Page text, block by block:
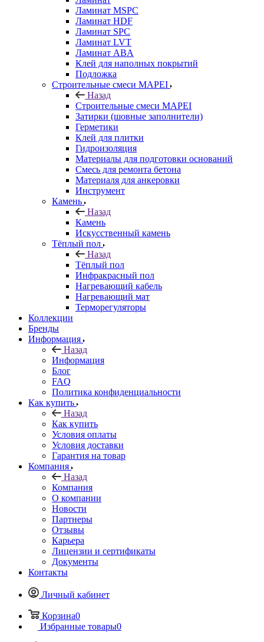
Ламинат MSPC
Ламинат HDF
Ламинат SPC
Ламинат LVT
Ламинат ABA
Клей для наполных покрытий
Подложка
Строительные смеси MAPEI
Назад
Строительные смеси MAPEI
Затирки (шовные заполнители)
Герметики
Клей для плитки
Гидроизоляция
Материалы для подготовки оснований
Смесь для ремонта бетона
Материаля для анкеровки
Инструмент
Камень
Назад
Камень
Искусственный камень
Тёплый пол
Назад
Тёплый пол
Инфракрасный пол
Нагревающий кабель
Нагревающий мат
Терморегуляторы
Коллекции
Бренды
Информация
Назад
Информация
Блог
FAQ
Политика конфиденциальности
Как купить
Назад
Как купить
Условия оплаты
Условия доставки
Гарантия на товар
Компания
Назад
Компания
О компании
Новости
Партнеры
Отзывы
Карьера
Лицензии и сертификаты
Документы
Контакты
Личный кабинет
Корзина0
Избранные товары0